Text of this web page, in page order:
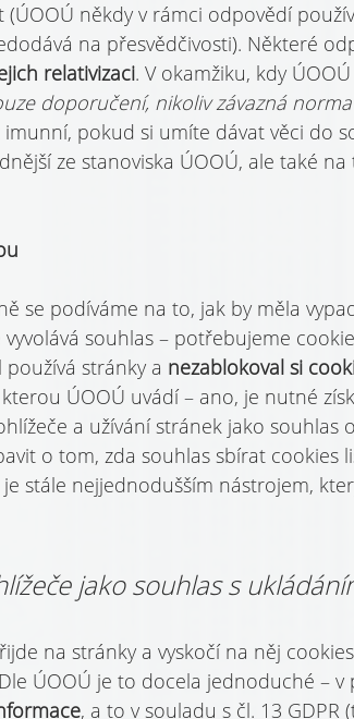
někdy v rámci odpovědí
na přesvědčivosti). Některé
relativizaci. V okamžiku, kdy
doporučení, nikoliv závazná
imunní, pokud si umíte dávat věci do
ze stanoviska ÚOOÚ, ale také
se podíváme na to, jak by měla
souhlas – potřebujeme
stránky a nezablokoval si
ÚOOÚ uvádí – ano, je nutné
a užívání stránek jako souhlas
o tom, zda souhlas sbírat cookies
stále nejjednodušším nástrojem,
jako souhlas s
na stránky a vyskočí na něj
ÚOOÚ je to docela jednoduché –
, a to v souladu s čl. 13 GDPR